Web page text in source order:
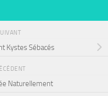
Kystes Sébacés
Naturellement